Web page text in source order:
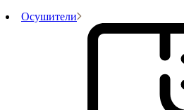
Осушители